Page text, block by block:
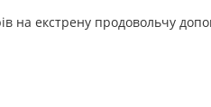
екстрену продовольчу